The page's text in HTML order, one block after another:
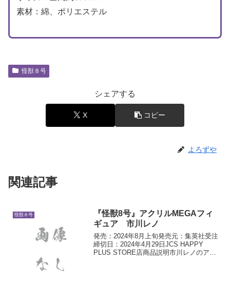
素材：綿、ポリエステル
怪獣８号
シェアする
X コピー
よろずや
関連記事
怪獣８号
『怪獣8号』アクリルMEGAフィ
ギュア 市川レノ
発売：2024年8月上旬発売元：集英社受注
締切日：2024年4月29日JCS HAPPY
PLUS STORE店商品説明市川レノのアク